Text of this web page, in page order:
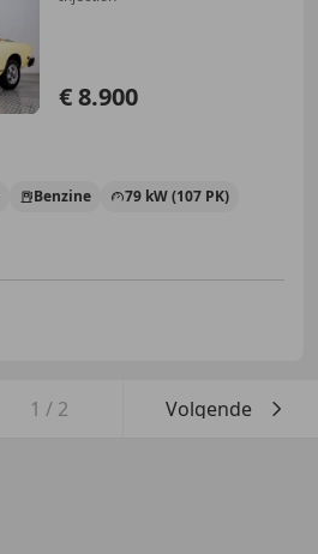
€ 8.900
Benzine 79 kW (107 PK)
1 / 2 Volgende